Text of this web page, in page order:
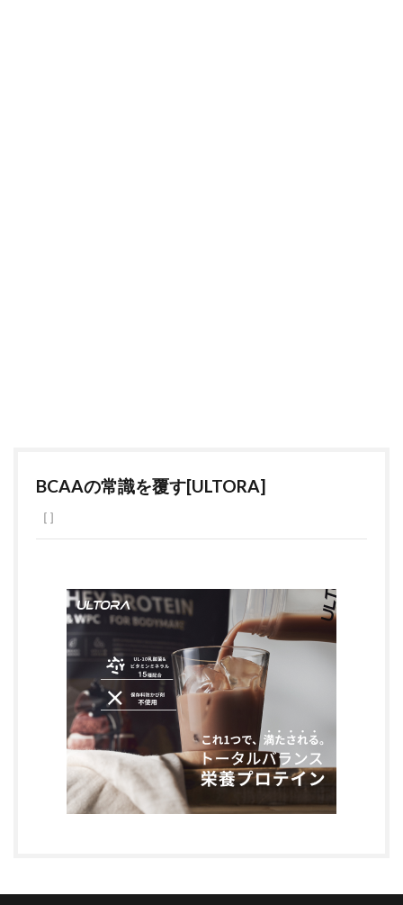
BCAAの常識を覆す[ULTORA]